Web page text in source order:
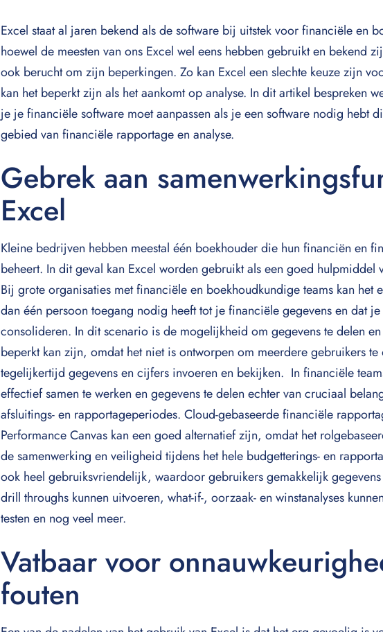
Excel staat al jaren bekend als de software bij uitstek voor financiële en
hoewel de meesten van ons Excel wel eens hebben gebruikt en bekend
ook berucht om zijn beperkingen. Zo kan Excel een slechte keuze zijn
kan het beperkt zijn als het aankomt op analyse. In dit artikel bespreken
je je financiële software moet aanpassen als je een software nodig hebt
gebied van financiële rapportage en analyse.
Gebrek aan
Excel
Kleine bedrijven hebben meestal één boekhouder die hun financiën en
beheert. In dit geval kan Excel worden gebruikt als een goed
Bij grote organisaties met financiële en boekhoudkundige teams kan het
dan één persoon toegang nodig heeft tot je financiële gegevens en dat
consolideren. In dit scenario is de mogelijkheid om gegevens te delen
beperkt kan zijn, omdat het niet is ontworpen om meerdere gebruikers te
tegelijkertijd gegevens en cijfers invoeren en bekijken. In financiële
effectief samen te werken en gegevens te delen echter van cruciaal
afsluitings- en rapportageperiodes. Cloud-gebaseerde financiële
Performance Canvas kan een goed alternatief zijn, omdat het
de samenwerking en veiligheid tijdens het hele budgetterings- en
ook heel gebruiksvriendelijk, waardoor gebruikers gemakkelijk
drill throughs kunnen uitvoeren, what-if-, oorzaak- en winstanalyses
testen en nog veel meer.
Vatbaar voor
fouten